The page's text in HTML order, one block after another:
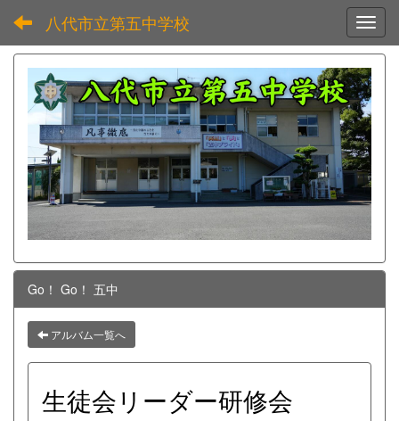
八代市立第五中学校
Go！ Go！ 五中
アルバム一覧へ
生徒会リーダー研修会